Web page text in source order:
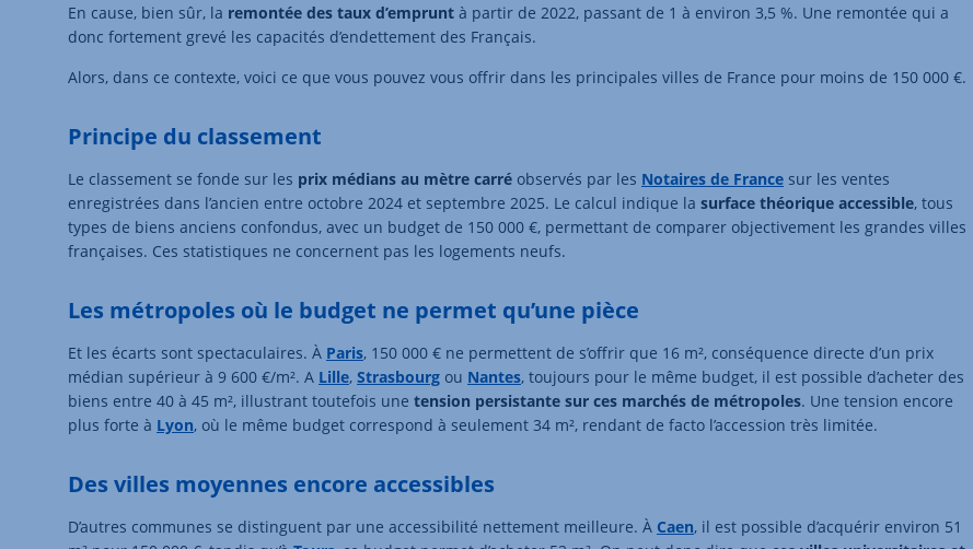
En cause, bien sûr, la remontée des taux d’emprunt à partir de 2022, passant de 1 à environ 3,5 %. Une remontée qui a
donc fortement grevé les capacités d’endettement des Français.
Alors, dans ce contexte, voici ce que vous pouvez vous offrir dans les principales villes de France pour moins de 150 000 €.
Principe du classement
Le classement se fonde sur les prix médians au mètre carré observés par les Notaires de France sur les ventes
enregistrées dans l’ancien entre octobre 2024 et septembre 2025. Le calcul indique la surface théorique accessible, tous
types de biens anciens confondus, avec un budget de 150 000 €, permettant de comparer objectivement les grandes villes
françaises. Ces statistiques ne concernent pas les logements neufs.
Les métropoles où le budget ne permet qu’une pièce
Et les écarts sont spectaculaires. À Paris, 150 000 € ne permettent de s’offrir que 16 m², conséquence directe d’un prix
médian supérieur à 9 600 €/m². A Lille, Strasbourg ou Nantes, toujours pour le même budget, il est possible d’acheter des
biens entre 40 à 45 m², illustrant toutefois une tension persistante sur ces marchés de métropoles. Une tension encore
plus forte à Lyon, où le même budget correspond à seulement 34 m², rendant de facto l’accession très limitée.
Des villes moyennes encore accessibles
D’autres communes se distinguent par une accessibilité nettement meilleure. À Caen, il est possible d’acquérir environ 51